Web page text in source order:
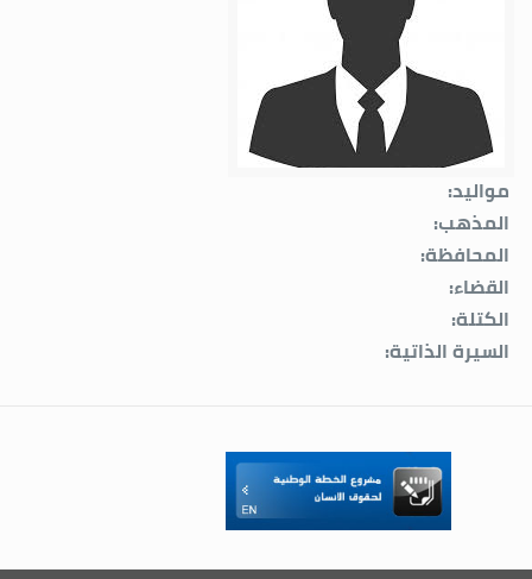
مواليد:
المذهب:
المحافظة:
القضاء:
الكتلة:
السيرة الذاتية: